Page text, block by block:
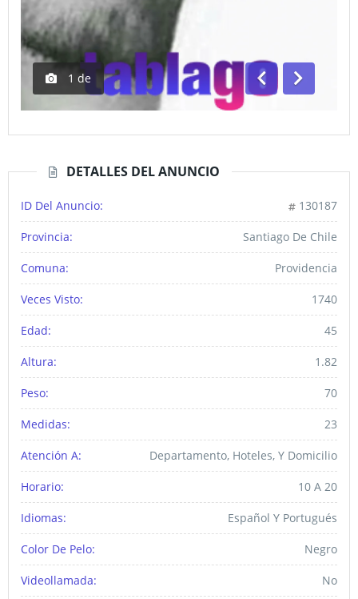
1 de
DETALLES DEL ANUNCIO
ID Del Anuncio: 130187
Provincia: Santiago De Chile
Comuna: Providencia
Veces Visto: 1740
Edad: 45
Altura: 1.82
Peso: 70
Medidas: 23
Atención A: Departamento, Hoteles, Y Domicilio
Horario: 10 A 20
Idiomas: Español Y Portugués
Color De Pelo: Negro
Videollamada: No